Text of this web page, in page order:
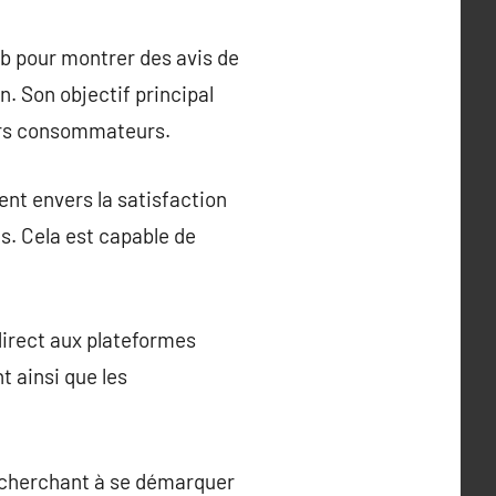
pour montrer des avis de
Son objectif principal
consommateurs.
envers la satisfaction
Cela est capable de
aux plateformes
ainsi que les
à se démarquer